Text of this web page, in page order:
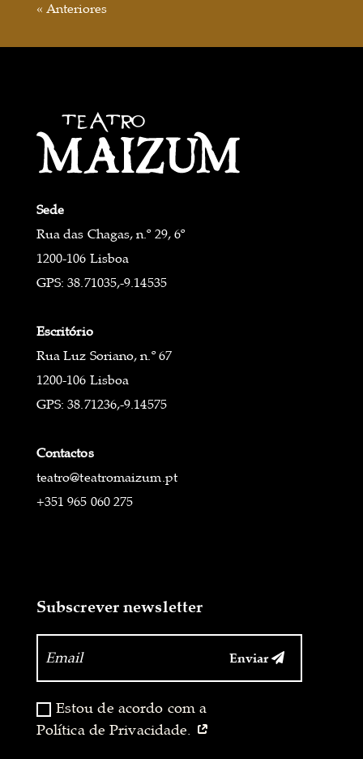
« Anteriores
Sede
Rua das Chagas, n.º 29, 6º
1200-106 Lisboa
GPS: 38.71035,-9.14535
Escritório
Rua Luz Soriano, n.º 67
1200-106 Lisboa
GPS: 38.71236,-9.14575
Contactos
teatro@teatromaizum.pt
+351 965 060 275
Subscrever newsletter
Estou de acordo com a
Política de Privacidade.
Enviar